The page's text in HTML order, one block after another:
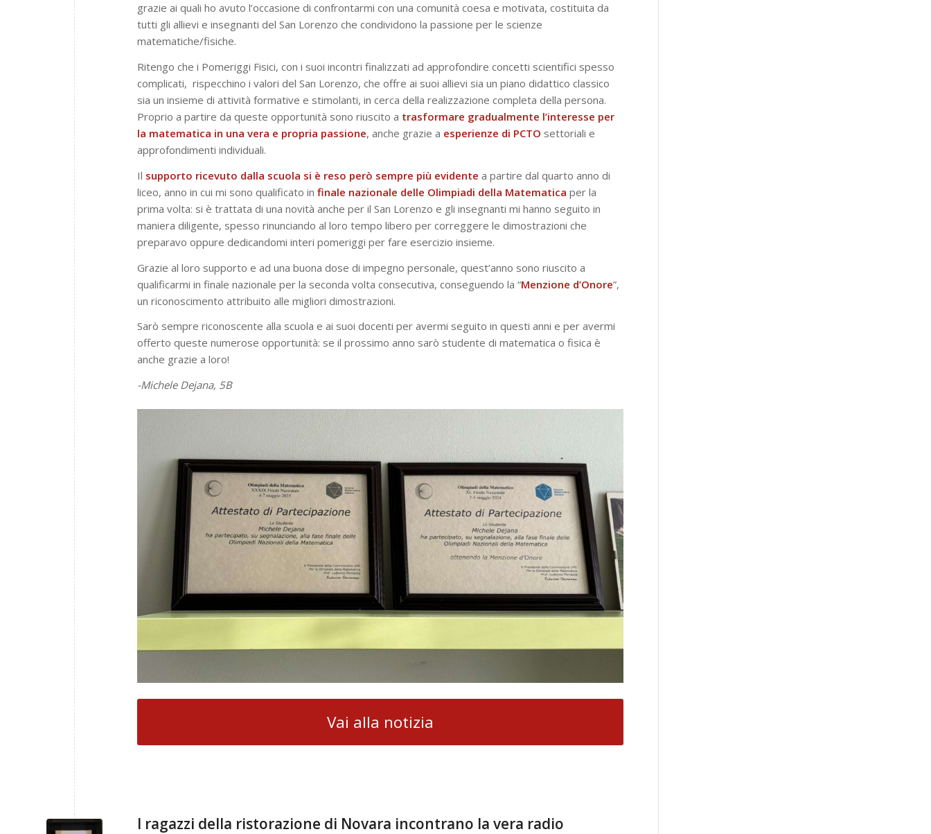
grazie ai quali ho avuto l’occasione di confrontarmi con una comunità coesa e motivata, costituita da
tutti gli allievi e insegnanti del San Lorenzo che condividono la passione per le scienze
matematiche/fisiche.
Ritengo che i Pomeriggi Fisici, con i suoi incontri finalizzati ad approfondire concetti scientifici spesso
complicati, rispecchino i valori del San Lorenzo, che offre ai suoi allievi sia un piano didattico classico
sia un insieme di attività formative e stimolanti, in cerca della realizzazione completa della persona.
Proprio a partire da queste opportunità sono riuscito a trasformare gradualmente l’interesse per
la matematica in una vera e propria passione, anche grazie a esperienze di PCTO settoriali e
approfondimenti individuali.
Il supporto ricevuto dalla scuola si è reso però sempre più evidente a partire dal quarto anno di
liceo, anno in cui mi sono qualificato in finale nazionale delle Olimpiadi della Matematica per la
prima volta: si è trattata di una novità anche per il San Lorenzo e gli insegnanti mi hanno seguito in
maniera diligente, spesso rinunciando al loro tempo libero per correggere le dimostrazioni che
preparavo oppure dedicandomi interi pomeriggi per fare esercizio insieme.
Grazie al loro supporto e ad una buona dose di impegno personale, quest’anno sono riuscito a
qualificarmi in finale nazionale per la seconda volta consecutiva, conseguendo la “Menzione d’Onore”,
un riconoscimento attribuito alle migliori dimostrazioni.
Sarò sempre riconoscente alla scuola e ai suoi docenti per avermi seguito in questi anni e per avermi
offerto queste numerose opportunità: se il prossimo anno sarò studente di matematica o fisica è
anche grazie a loro!
-Michele Dejana, 5B
Vai alla notizia
I ragazzi della ristorazione di Novara incontrano la vera radio